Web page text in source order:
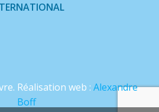
Réalisation web : Alexandre
Boff